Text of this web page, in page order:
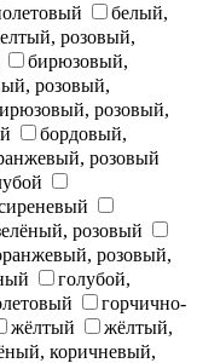
белый,
розовый,
бирюзовый,
розовый,
розовый,
бордовый,
розовый
розовый
розовый,
голубой,
горчично-
жёлтый
жёлтый,
коричневый,